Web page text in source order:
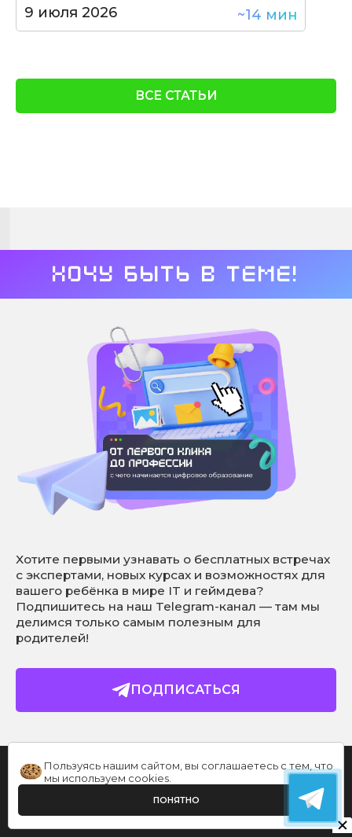
9 июля 2026 ~14 мин
ВСЕ СТАТЬИ
Хочу быть в теме!
Хотите первыми узнавать о бесплатных встречах
с экспертами, новых курсах и возможностях для
вашего ребёнка в мире IT и геймдева?
Подпишитесь на наш Telegram-канал — там мы
делимся только самым полезным для
родителей!
ПОДПИСАТЬСЯ
ЗАКАЗАТЬ ЗВОНОК
Пользуясь нашим сайтом, вы соглашаетесь с тем, что
мы используем cookies
ПОНЯТНО